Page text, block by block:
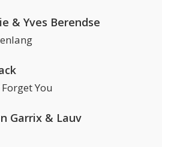
& Yves Berendse
You
Garrix & Lauv